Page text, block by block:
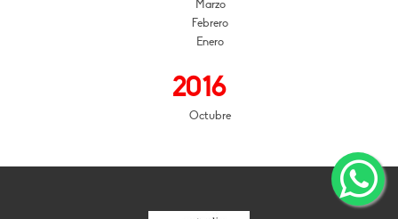
Marzo
Febrero
Enero
2016
Octubre